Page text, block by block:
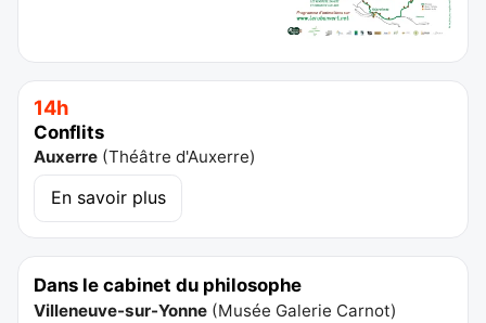
14h
Conflits
Auxerre (Théâtre d'Auxerre)
En savoir plus
Dans le cabinet du philosophe
Villeneuve-sur-Yonne (Musée Galerie Carnot)